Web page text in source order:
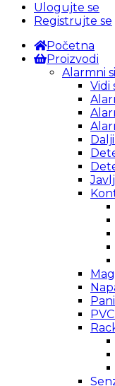
Ulogujte se
Registrujte se
Početna
Proizvodi
Alarmni
Vidi